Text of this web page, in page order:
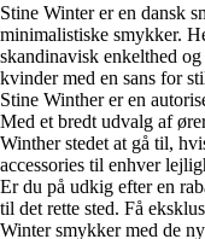
Stine Winter er en dansk
minimalistiske smykker.
skandinavisk enkelthed
kvinder med en sans for
Stine Winther er en
Med et bredt udvalg af
Winther stedet at gå til,
accessories til enhver
Er du på udkig efter en
til det rette sted. Få
Winter smykker med de